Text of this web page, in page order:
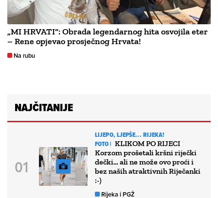
„MI HRVATI“: Obrada legendarnog hita osvojila eter
– Rene opjevao prosječnog Hrvata!
Na rubu
NAJČITANIJE
LIJEPO, LJEPŠE... RIJEKA!
FOTO | KLIKOM PO RIJECI
Korzom prošetali kršni riječki
dečki… ali ne može ovo proći i
bez naših atraktivnih Riječanki
:-)
Rijeka i PGŽ